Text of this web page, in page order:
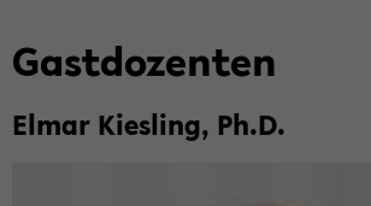
Gast­do­zen­ten
Elmar Kies­ling, Ph.D.